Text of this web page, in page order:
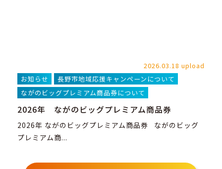
2026.03.18 upload
お知らせ
長野市地域応援キャンペーンについて
ながのビッグプレミアム商品券について
2026年 ながのビッグプレミアム商品券
2026年 ながのビッグプレミアム商品券 ながのビッグ
プレミアム商...